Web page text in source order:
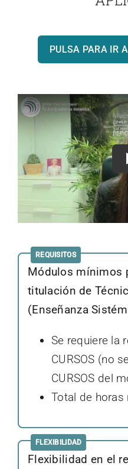
PULSA PARA IR
REQUISITOS
Módulos mínimos
titulación de
(Enseñanza
Se requiere la
CURSOS (no
CURSOS del
Total de horas
FLEXIBILIDAD
Flexibilidad en el